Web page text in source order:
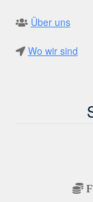
Über uns
Wo wir sind